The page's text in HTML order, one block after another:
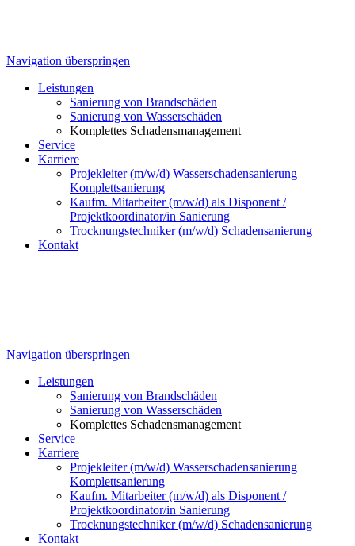
Navigation überspringen
Leistungen
Sanierung von Brandschäden
Sanierung von Wasserschäden
Komplettes Schadensmanagement
Service
Karriere
Projekleiter (m/w/d) Wasserschadensanierung
Komplettsanierung
Kaufm. Mitarbeiter (m/w/d) als Disponent /
Projektkoordinator/in Sanierung
Trocknungstechniker (m/w/d) Schadensanierung
Kontakt
Navigation überspringen
Leistungen
Sanierung von Brandschäden
Sanierung von Wasserschäden
Komplettes Schadensmanagement
Service
Karriere
Projekleiter (m/w/d) Wasserschadensanierung
Komplettsanierung
Kaufm. Mitarbeiter (m/w/d) als Disponent /
Projektkoordinator/in Sanierung
Trocknungstechniker (m/w/d) Schadensanierung
Kontakt